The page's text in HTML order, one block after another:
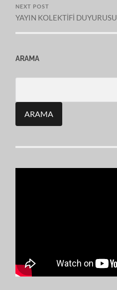
NEXT POST
YAYIN KOLEKTİFİ DUYURUSU
ARAMA